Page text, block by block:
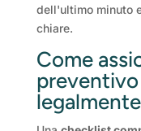
dell'ultimo minuto
chiare.
Come